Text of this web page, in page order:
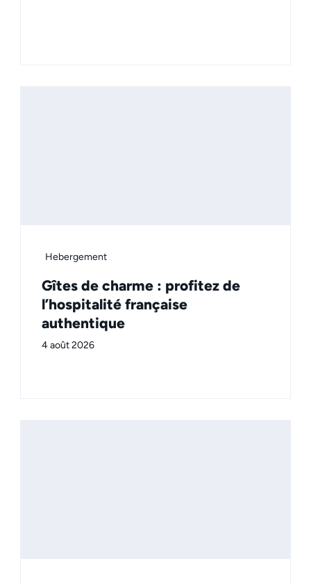
Hebergement
Gîtes de charme : profitez de
l’hospitalité française
authentique
4 août 2026